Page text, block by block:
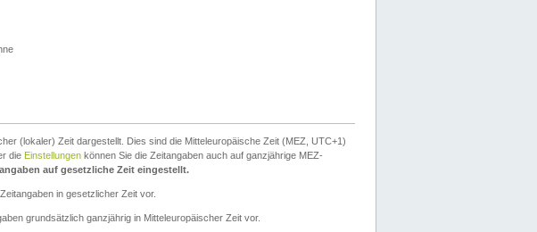
(lokaler) Zeit dargestellt. Dies sind die Mitteleuropäische Zeit (MEZ, UTC+1)
die Einstellungen können Sie die Zeitangaben auch auf ganzjährige MEZ-
auf gesetzliche Zeit eingestellt.
in gesetzlicher Zeit vor.
grundsätzlich ganzjährig in Mitteleuropäischer Zeit vor.